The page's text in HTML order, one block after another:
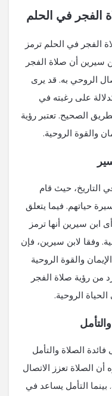
الفجر في الحلم
الفجر في الحلم ترمز
سيرين أن صلاة الفجر
الروحي به. قد يرى
على رغبته في
الصحيح. تعتبر رؤية
والقوة الروحية.
التاريخ، حيث قام
حياتهم. فيما يتعلق
ابن سيرين أنها ترمز
وفقا لابن سيرين، فإن
والقوة الروحية
من رؤية صلاة الفجر
الروحية.
الصلاة والتأمل
الصلاة تعزز الاتصال
بينما التأمل يساعد في